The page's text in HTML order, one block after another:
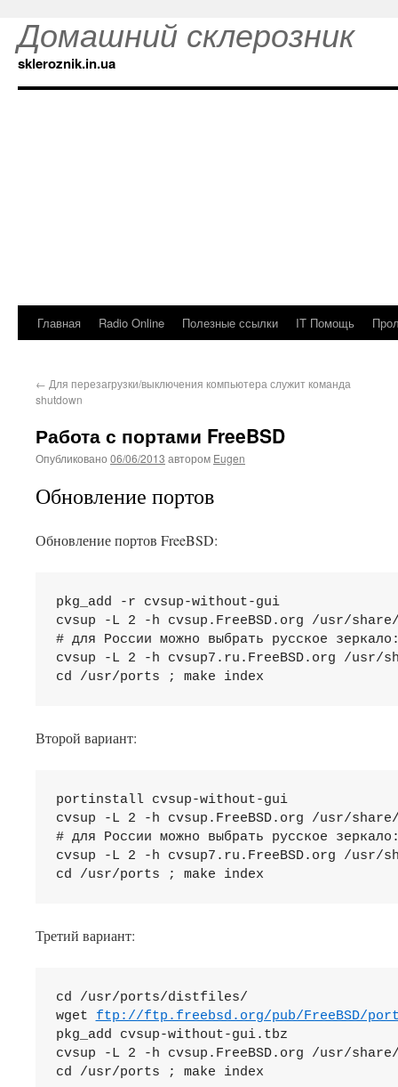
Домашний склерозник
skleroznik.in.ua
Главная Radio Online Полезные ссылки IT Помощь
← Для перезагрузки/выключения компьютера служит команда
shutdown
Работа с портами FreeBSD
Опубликовано 06/06/2013 автором Eugen
Обновление портов
Обновление портов FreeBSD:
pkg_add -r cvsup-without-gui
cvsup -L 2 -h cvsup.FreeBSD.org /usr/
# для России можно выбрать русское
cvsup -L 2 -h cvsup7.ru.FreeBSD.org /usr/
cd /usr/ports ; make index
Второй вариант:
portinstall cvsup-without-gui
cvsup -L 2 -h cvsup.FreeBSD.org /usr/
# для России можно выбрать русское
cvsup -L 2 -h cvsup7.ru.FreeBSD.org /usr/
cd /usr/ports ; make index
Третий вариант:
cd /usr/ports/distfiles/
wget ftp://ftp.freebsd.org/pub/FreeBSD/
pkg_add cvsup-without-gui.tbz
cvsup -L 2 -h cvsup.FreeBSD.org /usr/
cd /usr/ports ; make index